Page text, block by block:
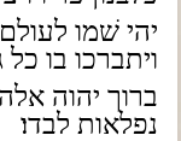
יהי שׁמו
ויתברכו בו כל
ברוך יהוה
נפלאות לבדו׃